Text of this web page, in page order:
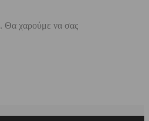
. Θα χαρούμε να σας